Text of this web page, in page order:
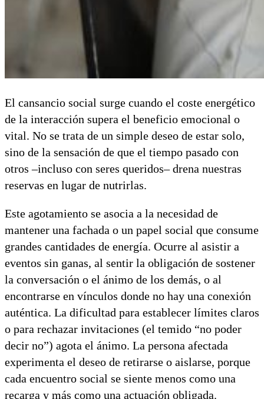
El cansancio social surge cuando el coste energético
de la interacción supera el beneficio emocional o
vital. No se trata de un simple deseo de estar solo,
sino de la sensación de que el tiempo pasado con
otros –incluso con seres queridos– drena nuestras
reservas en lugar de nutrirlas.
Este agotamiento se asocia a la necesidad de
mantener una fachada o un papel social que consume
grandes cantidades de energía. Ocurre al asistir a
eventos sin ganas, al sentir la obligación de sostener
la conversación o el ánimo de los demás, o al
encontrarse en vínculos donde no hay una conexión
auténtica. La dificultad para establecer límites claros
o para rechazar invitaciones (el temido “no poder
decir no”) agota el ánimo. La persona afectada
experimenta el deseo de retirarse o aislarse, porque
cada encuentro social se siente menos como una
recarga y más como una actuación obligada.